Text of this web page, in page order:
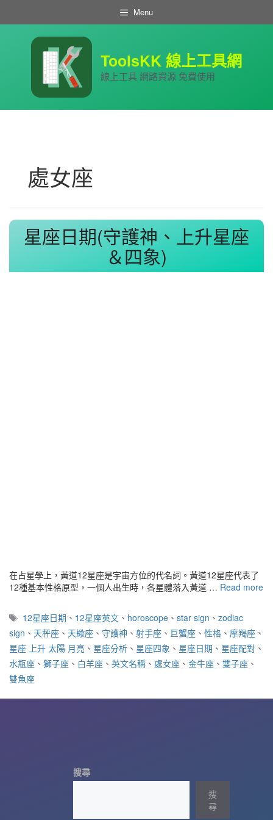
Menu
ToolsKK 線上工具網
線上工具 網路資源 免費使用
處女座
星座日期(守護神、上升星座
＆四象)
在占星學上，黃道12星座是宇宙方位的代名詞。黃道12星座代表了
12種基本性格原型，一個人出生時，各星體落入黃道 … Read more
標
籤
12星座日期 、 12星座英文 、 horoscope 、star sign 、zodiac
sign 、 天秤座 、 天蠍座 、 守護神 、 射手座 、 巨蟹座 、 性格 、 摩羯座 、
星座 上升 太陽 月亮 、 星座分析 、 星座四象 、 星座日期 、 星座配對 、
水瓶座 、 獅子座 、 白羊座 、 英文名稱 、 處女座 、 金牛座 、 雙子座 、
雙魚座
搜尋
搜
尋